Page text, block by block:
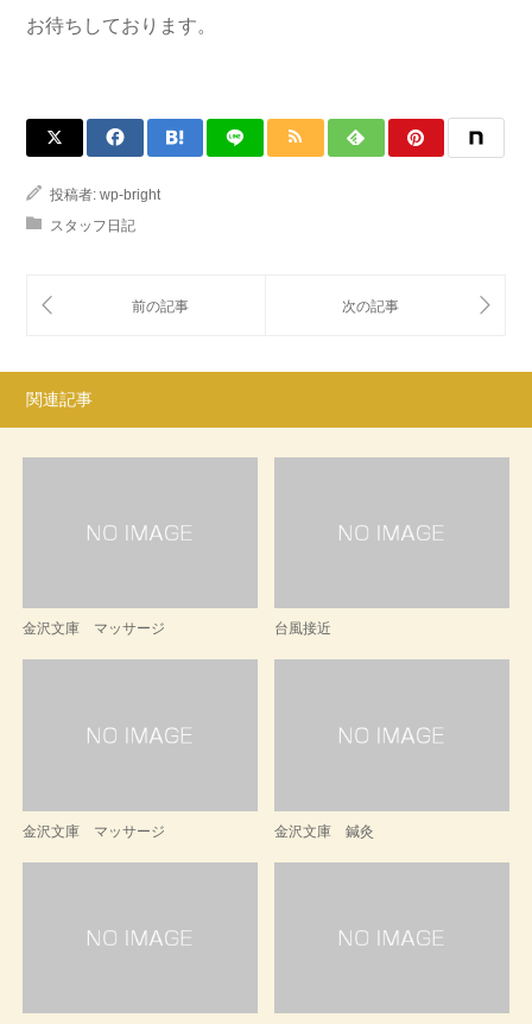
お待ちしております。
投稿者: wp-bright
スタッフ日記
関連記事
金沢文庫 マッサージ 台風接近
金沢文庫 マッサージ 金沢文庫 鍼灸